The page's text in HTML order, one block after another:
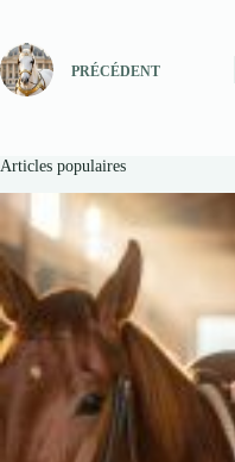
PRÉCÉDENT
Articles populaires